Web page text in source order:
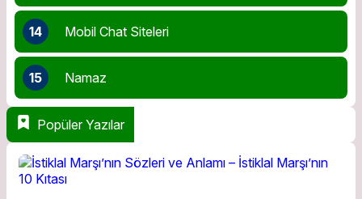
14 Mobil Chat Siteleri
15 Namaz
Popüler Yazılar